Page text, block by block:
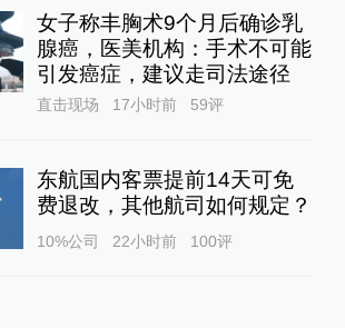
女子称丰胸术9个月后确诊乳
腺癌，医美机构：手术不可能
引发癌症，建议走司法途径
直击现场 17小时前 59评
东航国内客票提前14天可免
费退改，其他航司如何规定？
10%公司 22小时前 100评